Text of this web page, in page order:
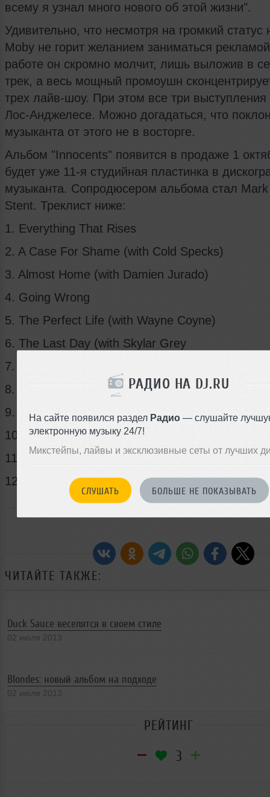
РАДИО НА DJ.RU
На сайте появился раздел Радио — слушайте
электронную музыку 24/7!
Микстейпы, лайвы и эксклюзивные сеты от лучших
СЛУШАТЬ БОЛЬШЕ НЕ ПОКАЗЫВАТЬ
всему я узнал много нового об этой жизни".
Удивительно, что несмотря на громкий статус
Moby не горит желанием заниматься
работе он скромно молчит, лишь выложив в
трек, а весь мощный промоушн
трех лайв-шоу. При этом все три выступления
Лос-Анджелесе. Можно догадаться, что
музыканта от этого не в восторге.
Альбом "Innocents" появится в продаже 1
будет уже 11-я студийная пластинка в
музыканта. Сопродюсером альбома стал
Stent. Треклист ниже:
1. Everything That Rises
2. A Case For Shame (with Cold Specks)
3. Almost Home (with Damien Jurado)
4. Going Wrong
5. The Perfect Life (with Wayne Coyne)
6. The Last Day (with Skylar Grey
7. Don’t Love Me (with Inyang Bassey)
8. A Long Time
9. Saints
10. Tell Me (with Cold Specks)
11. The Lonely Night (with Mark Lanegan)
12. The Dogs
РАССКАЖИ ДРУЗЬЯМ
ЧИТАЙТЕ ТАКЖЕ:
Duck Sauce веселятся в своем стиле
02 июля 2013
Blondes: новый альбом на подходе
02 июля 2013
РЕЙТИНГ
3